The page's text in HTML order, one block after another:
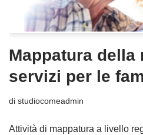
Mappatura della
servizi per le
di studiocomeadmin
Attività di mappatura a livello